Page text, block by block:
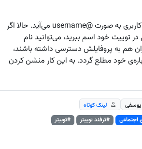
همانطور که گفتیم، نام کاربری به صورت @username می‌آید. حالا اگر
توییت خود اسم ببرید، می‌توانید نام
هم به پروفایلش دسترسی داشته باشند،
خود مطلع گردد. به این کار منشن کردن
یوسفی
لینک کوتاه
اجتماعی
#ترفند توییتر #توییتر